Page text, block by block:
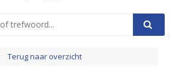
Terug naar overzicht